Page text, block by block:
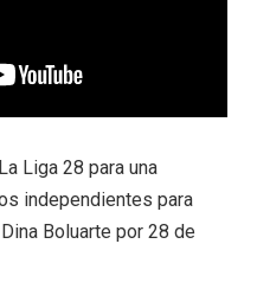
Liga 28 para una
independientes para
Boluarte por 28 de